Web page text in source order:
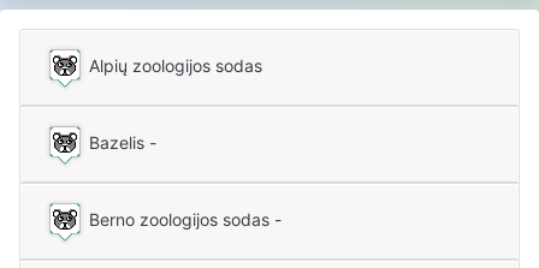
Alpių zoologijos sodas
Bazelis -
Berno zoologijos sodas -